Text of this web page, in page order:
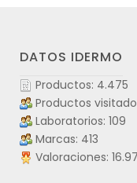
DATOS IDERMO
Productos: 4.475
Productos
Laboratorios: 109
Marcas: 413
Valoraciones: